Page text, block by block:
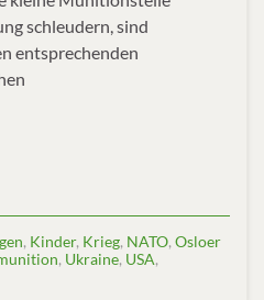
schleudern, sind
entsprechenden
, Kinder, Krieg, NATO, Osloer
, Ukraine, USA,